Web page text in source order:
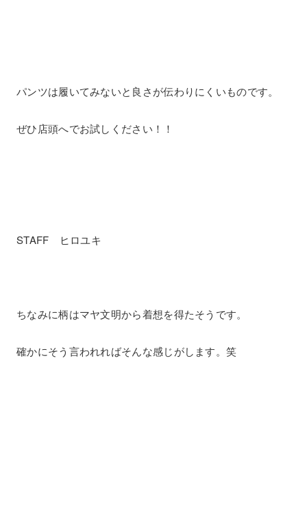
パンツは履いてみないと良さが伝わりにくいものです。
ぜひ店頭へでお試しください！！
STAFF ヒロユキ
ちなみに柄はマヤ文明から着想を得たそうです。
確かにそう言われればそんな感じがします。笑